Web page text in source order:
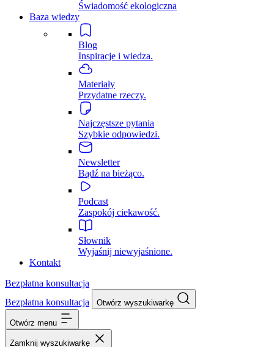
Świadomość ekologiczna
Baza wiedzy
Blog
Inspiracje i wiedza.
Materiały
Przydatne rzeczy.
Najczęstsze pytania
Szybkie odpowiedzi.
Newsletter
Bądź na bieżąco.
Podcast
Zaspokój ciekawość.
Słownik
Wyjaśnij niewyjaśnione.
Kontakt
Bezpłatna konsultacja
Bezpłatna konsultacja
Otwórz wyszukiwarkę
Otwórz menu
Zamknij wyszukiwarkę